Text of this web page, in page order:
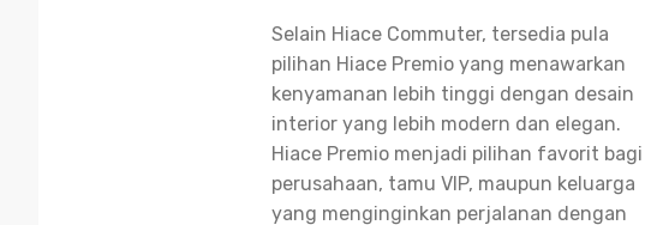
Selain Hiace Commuter, tersedia pula
pilihan Hiace Premio yang menawarkan
kenyamanan lebih tinggi dengan desain
interior yang lebih modern dan elegan.
Hiace Premio menjadi pilihan favorit bagi
perusahaan, tamu VIP, maupun keluarga
yang menginginkan perjalanan dengan